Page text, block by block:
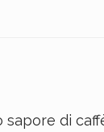
di